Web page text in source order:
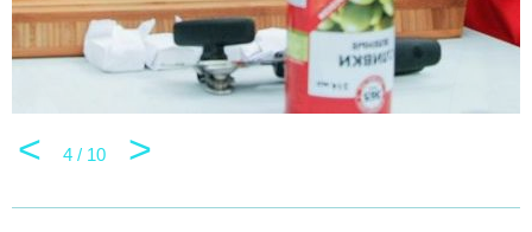
< 4 / 10 >